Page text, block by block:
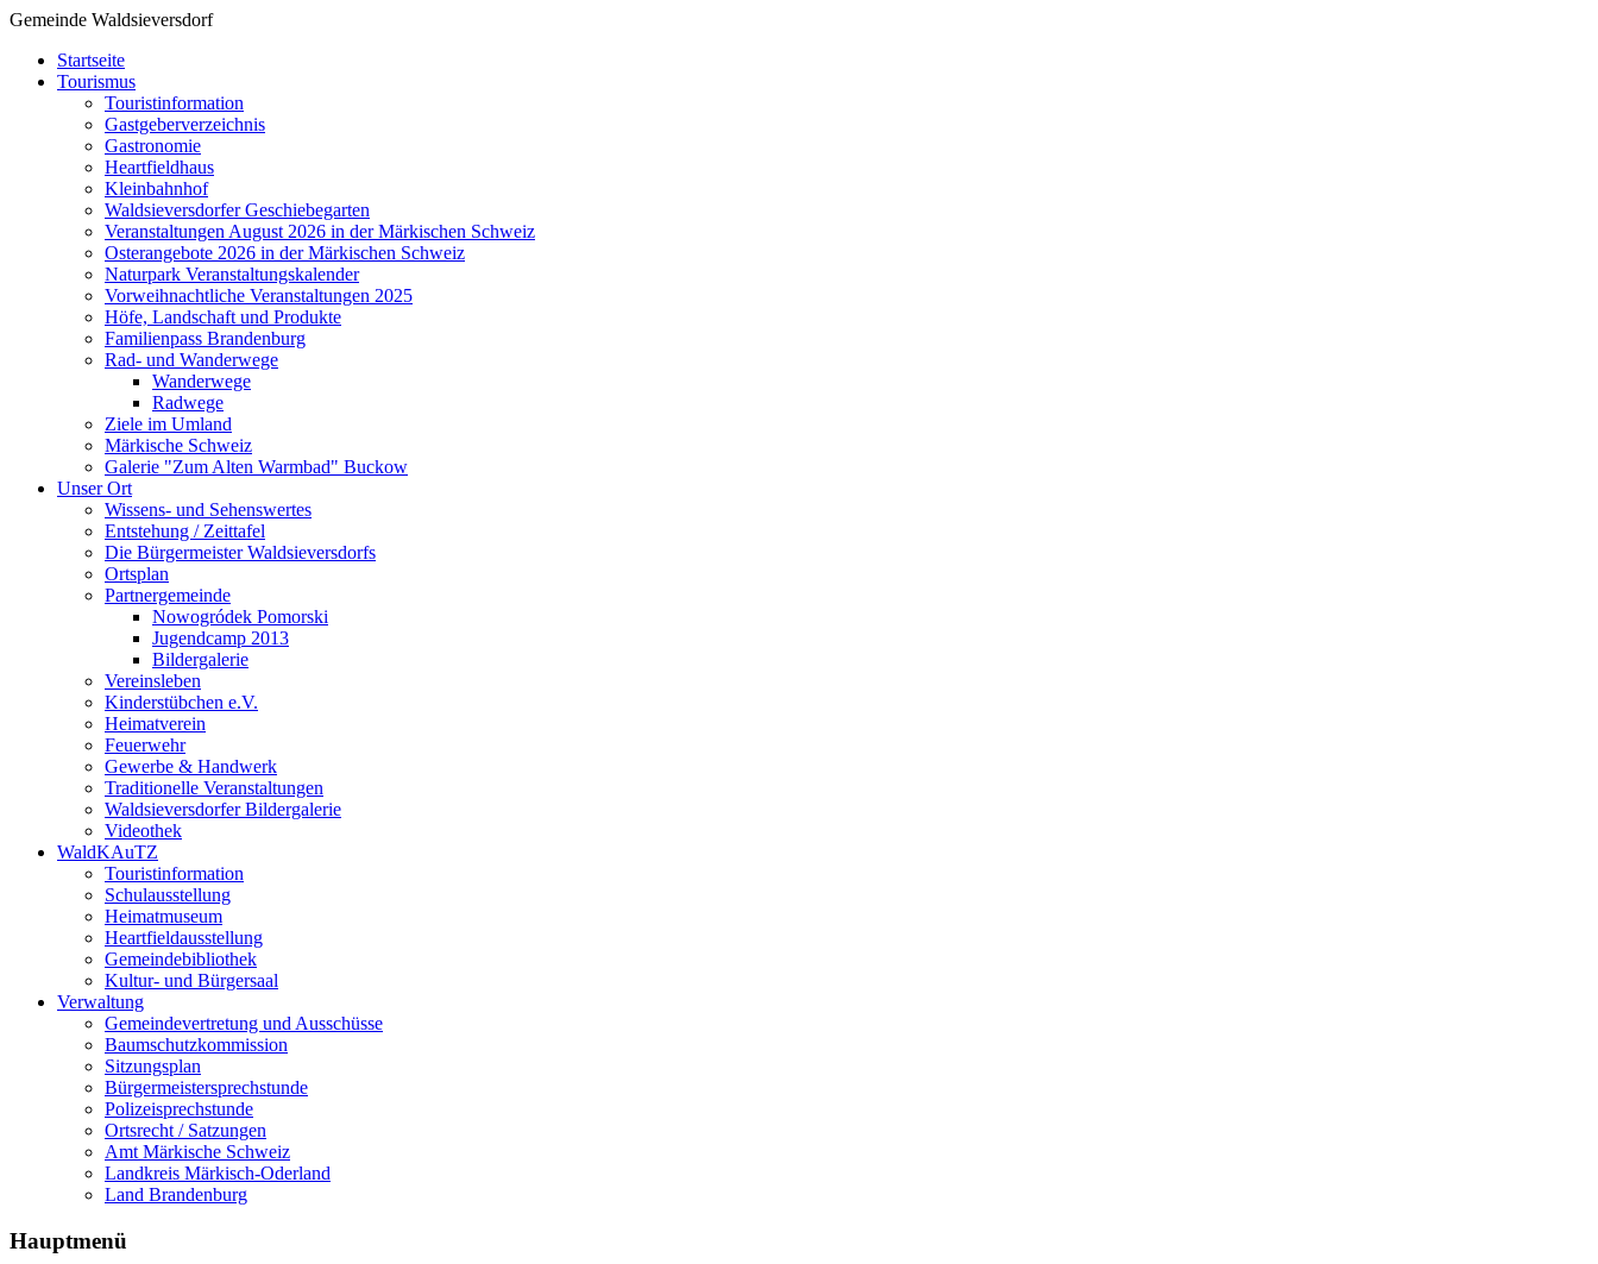
Gemeinde Waldsieversdorf
Startseite
Tourismus
Touristinformation
Gastgeberverzeichnis
Gastronomie
Heartfieldhaus
Kleinbahnhof
Waldsieversdorfer Geschiebegarten
Veranstaltungen August 2026 in der Märkischen Schweiz
Osterangebote 2026 in der Märkischen Schweiz
Naturpark Veranstaltungskalender
Vorweihnachtliche Veranstaltungen 2025
Höfe, Landschaft und Produkte
Familienpass Brandenburg
Rad- und Wanderwege
Wanderwege
Radwege
Ziele im Umland
Märkische Schweiz
Galerie "Zum Alten Warmbad" Buckow
Unser Ort
Wissens- und Sehenswertes
Entstehung / Zeittafel
Die Bürgermeister Waldsieversdorfs
Ortsplan
Partnergemeinde
Nowogródek Pomorski
Jugendcamp 2013
Bildergalerie
Vereinsleben
Kinderstübchen e.V.
Heimatverein
Feuerwehr
Gewerbe & Handwerk
Traditionelle Veranstaltungen
Waldsieversdorfer Bildergalerie
Videothek
WaldKAuTZ
Touristinformation
Schulausstellung
Heimatmuseum
Heartfieldausstellung
Gemeindebibliothek
Kultur- und Bürgersaal
Verwaltung
Gemeindevertretung und Ausschüsse
Baumschutzkommission
Sitzungsplan
Bürgermeistersprechstunde
Polizeisprechstunde
Ortsrecht / Satzungen
Amt Märkische Schweiz
Landkreis Märkisch-Oderland
Land Brandenburg
Hauptmenü